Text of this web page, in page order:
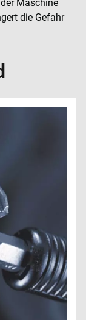
Maschine
die Gefahr